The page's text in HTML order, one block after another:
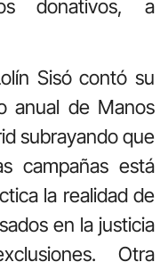
donativos, a
Sisó contó su
anual de Manos
subrayando que
campañas está
la realidad de
en la justicia
Otra